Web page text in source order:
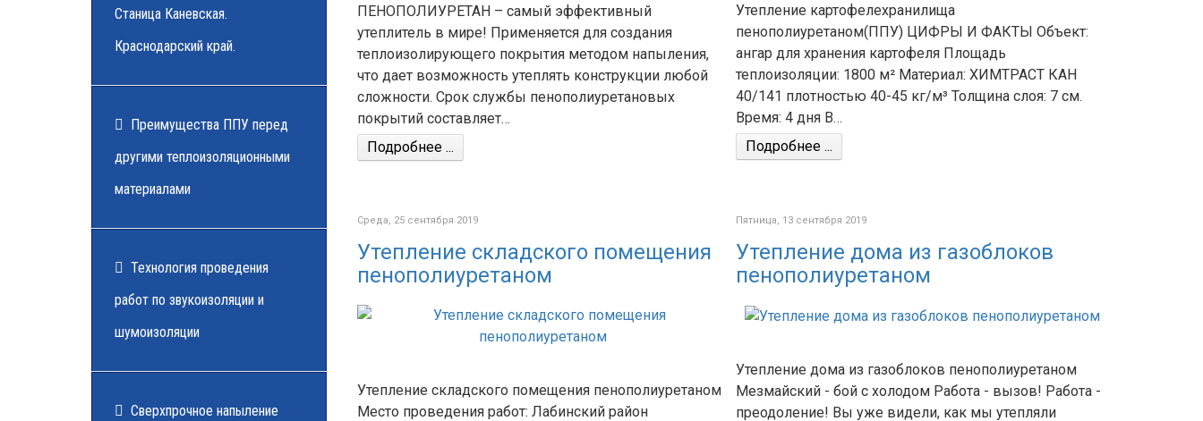
Станица Каневская.
Краснодарский край.
Преимущества ППУ перед
другими теплоизоляционными
материалами
Технология проведения
работ по звукоизоляции и
шумоизоляции
Cверхпрочное напыление
ПЕНОПОЛИУРЕТАН – самый эффективный
утеплитель в мире! Применяется для создания
теплоизолирующего покрытия методом напыления,
что дает возможность утеплять конструкции любой
сложности. Срок службы пенополиуретановых
покрытий составляет…
Подробнее ...
Утепление картофелехранилища
пенополиуретаном(ППУ) ЦИФРЫ И ФАКТЫ Объект:
ангар для хранения картофеля Площадь
теплоизоляции: 1800 м² Материал: ХИМТРАСТ КАН
40/141 плотностью 40-45 кг/м³ Толщина слоя: 7 см.
Время: 4 дня В…
Подробнее ...
Среда, 25 сентября 2019
Утепление складского помещения
пенополиуретаном
Утепление складского помещения пенополиуретаном
Место проведения работ: Лабинский район
Пятница, 13 сентября 2019
Утепление дома из газоблоков
пенополиуретаном
Утепление дома из газоблоков пенополиуретаном
Мезмайский - бой с холодом Работа - вызов! Работа -
преодоление! Вы уже видели, как мы утепляли